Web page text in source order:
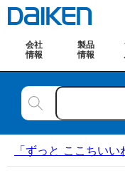
会社
情報
製品
情報
「ずっと ここちい